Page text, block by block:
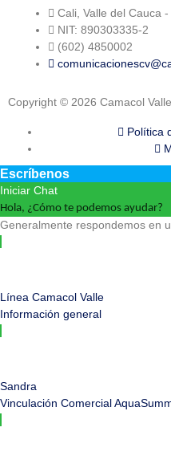
Cali, Valle del Cauca
NIT: 890303335-2
(602) 4850002
Copyright © 2026 Camacol
Política
Escríbenos
Iniciar Chat
Hola, ¿Cómo te podemos ayudar?
Generalmente respondemos en
Línea Camacol Valle
Información general
Sandra
Vinculación Comercial